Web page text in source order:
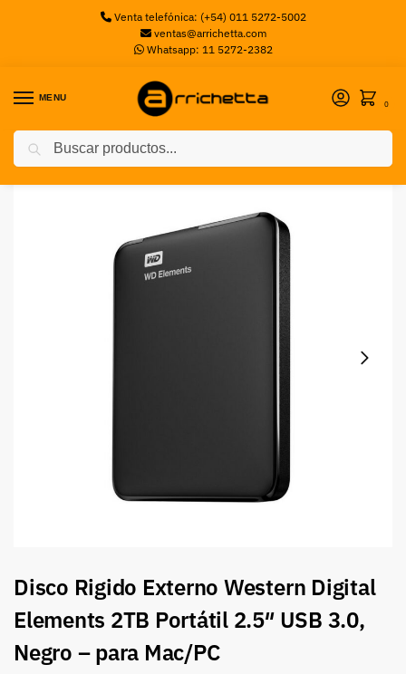
Venta telefónica: (+54) 011 5272-5002
ventas@arrichetta.com
Whatsapp: 11 5272-2382
MENU
0
Inicio Discos Externos / Disco Rigido Externo Western Digital Elements 2TB Portátil 2.5″ USB 3.0, Negro – para Mac/PC
Disco Rigido Externo Western Digital
Elements 2TB Portátil 2.5″ USB 3.0,
Negro – para Mac/PC